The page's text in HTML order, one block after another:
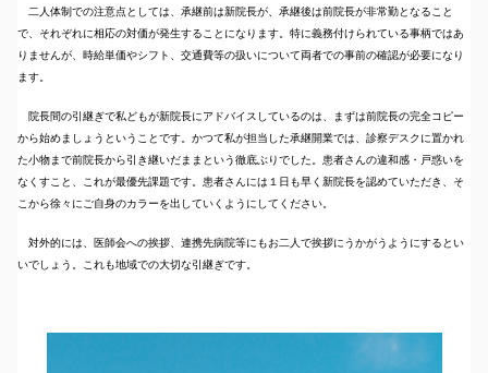
二人体制での注意点としては、承継前は新院長が、承継後は前院長が非常勤となること
で、それぞれに相応の対価が発生することになります。特に義務付けられている事柄ではあ
りませんが、時給単価やシフト、交通費等の扱いについて両者での事前の確認が必要になり
ます。
院長間の引継ぎで私どもが新院長にアドバイスしているのは、まずは前院長の完全コピー
から始めましょうということです。かつて私が担当した承継開業では、診察デスクに置かれ
た小物まで前院長から引き継いだままという徹底ぶりでした。患者さんの違和感・戸惑いを
なくすこと、これが最優先課題です。患者さんには１日も早く新院長を認めていただき、そ
こから徐々にご自身のカラーを出していくようにしてください。
対外的には、医師会への挨拶、連携先病院等にもお二人で挨拶にうかがうようにするとい
いでしょう。これも地域での大切な引継ぎです。